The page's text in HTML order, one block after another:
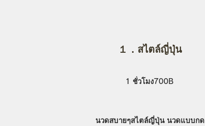
１．สไตล์ญี่ปุ่น
1 ชั่วโมง700B
นวดสบายๆสไตล์ญี่ปุ่น นวดแบบกด